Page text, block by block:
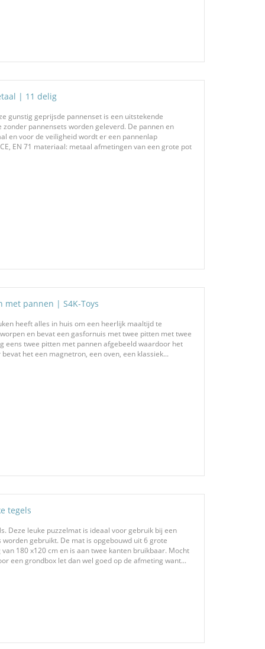
| 11 delig
gunstig geprijsde pannenset is een uitstekende
pannensets worden geleverd. De pannen en
en voor de veiligheid wordt er een pannenlap
EN 71 materiaal: metaal afmetingen van een grote pot
pannen | S4K-Toys
heeft alles in huis om een heerlijk maaltijd te
en bevat een gasfornuis met twee pitten met twee
eens twee pitten met pannen afgebeeld waardoor het
het een magnetron, een oven, een klassiek...
tegels
Deze leuke puzzelmat is ideaal voor gebruik bij een
gebruikt. De mat is opgebouwd uit 6 grote
180 x120 cm en is aan twee kanten bruikbaar. Mocht
een grondbox let dan wel goed op de afmeting want...